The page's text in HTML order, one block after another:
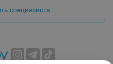
специалиста